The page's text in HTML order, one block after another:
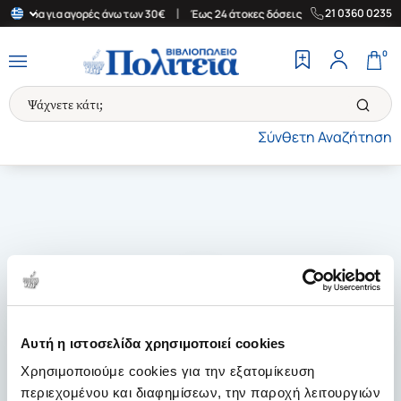
Αυτή η ιστοσελίδα χρησιμοποιεί cookies
Χρησιμοποιούμε cookies για την εξατομίκευση
περιεχομένου και διαφημίσεων, την παροχή λειτουργιών
για αγορές άνω των 30€ | Έως 24 άτοκες δόσεις | Δωρεάν
21 0360 0235
Σύνθετη Αναζήτηση
0